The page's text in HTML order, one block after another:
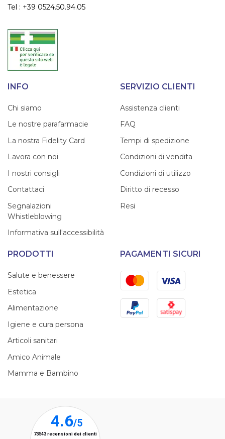
Tel : +39 0524.50.94.05
INFO
Chi siamo
Le nostre parafarmacie
La nostra Fidelity Card
Lavora con noi
I nostri consigli
Contattaci
Segnalazioni
Whistleblowing
Informativa sull'accessibilità
SERVIZIO CLIENTI
Assistenza clienti
FAQ
Tempi di spedizione
Condizioni di vendita
Condizioni di utilizzo
Diritto di recesso
Resi
PRODOTTI
Salute e benessere
Estetica
Alimentazione
Igiene e cura persona
Articoli sanitari
Amico Animale
Mamma e Bambino
PAGAMENTI SICURI
MastercardVisa
PayPal Satispay